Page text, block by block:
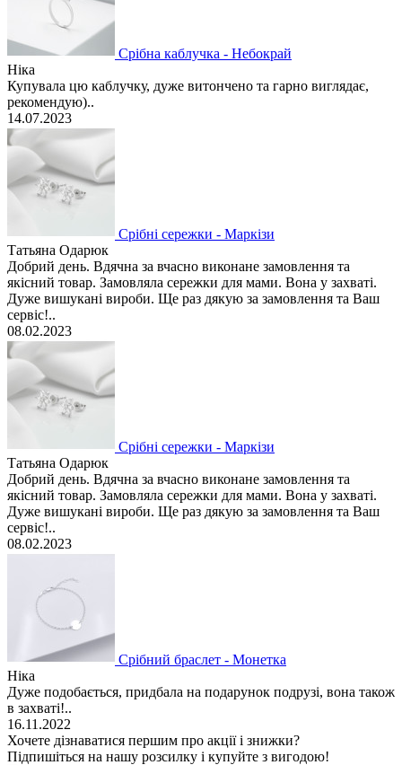
Срібна каблучка - Небокрай
Ніка
Купувала цю каблучку, дуже витончено та гарно виглядає,
рекомендую)..
14.07.2023
Срібні сережки - Маркізи
Татьяна Одарюк
Добрий день. Вдячна за вчасно виконане замовлення та
якісний товар. Замовляла сережки для мами. Вона у захваті.
Дуже вишукані вироби. Ще раз дякую за замовлення та Ваш
сервіс!..
08.02.2023
Срібні сережки - Маркізи
Татьяна Одарюк
Добрий день. Вдячна за вчасно виконане замовлення та
якісний товар. Замовляла сережки для мами. Вона у захваті.
Дуже вишукані вироби. Ще раз дякую за замовлення та Ваш
сервіс!..
08.02.2023
Срібний браслет - Монетка
Ніка
Дуже подобається, придбала на подарунок подрузі, вона також
в захваті!..
16.11.2022
Хочете дізнаватися першим про акції і знижки?
Підпишіться на нашу розсилку і купуйте з вигодою!